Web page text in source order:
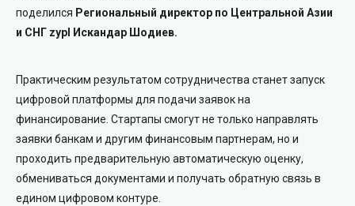
поделился Региональный директор по Центральной Азии
и СНГ zypl Искандар Шодиев.
Практическим результатом сотрудничества станет запуск
цифровой платформы для подачи заявок на
финансирование. Стартапы смогут не только направлять
заявки банкам и другим финансовым партнерам, но и
проходить предварительную автоматическую оценку,
обмениваться документами и получать обратную связь в
едином цифровом контуре.